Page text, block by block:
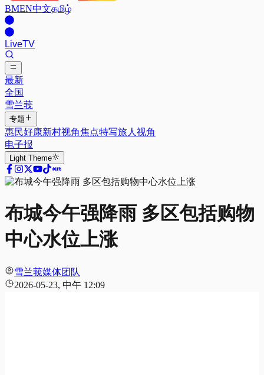
BMEN中文தமிழ்
LiveTV
最新
全国
雪兰莪
专题
惠民好康新村视角焦点特写旅人视角
电子报
Light Theme
布城今午强降雨 多区包括购物
中心水位上涨
雪兰莪媒体团队
2026-05-23, 中午 12:09